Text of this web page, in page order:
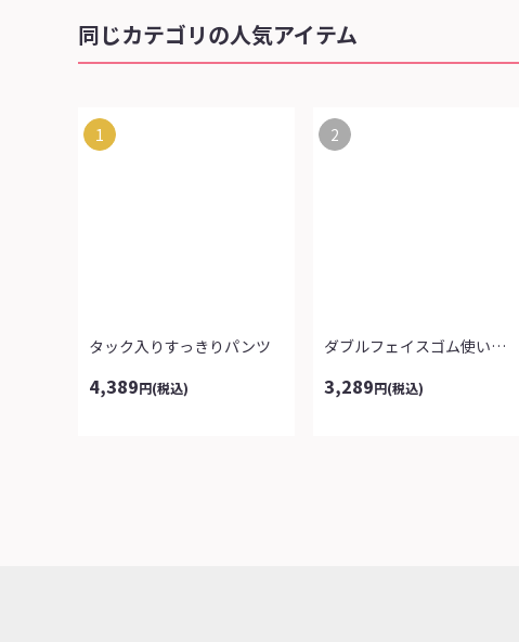
同じカテゴリの人気アイテム
1
タック入りすっきりパンツ
4,389円(税込)
2
ダブルフェイスゴム使い涼感パンツ
3,289円(税込)